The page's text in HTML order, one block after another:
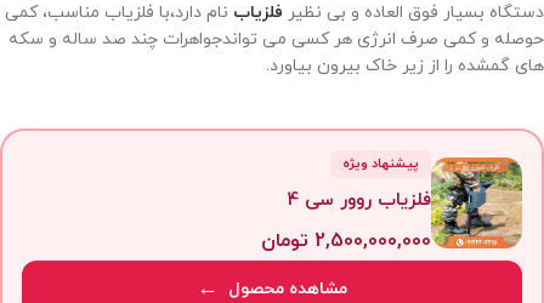
دستگاه بسیار فوق العاده و بی نظیر فلزیاب نام دارد،با فلزیاب مناسب، کمی
حوصله و کمی صرف انرژی هر کسی می تواندجواهرات چند صد ساله و سکه
های گمشده را از زیر خاک بیرون بیاورد.
پیشنهاد ویژه
فلزیاب روور سی 4
2,500,000,000 تومان
مشاهده محصول